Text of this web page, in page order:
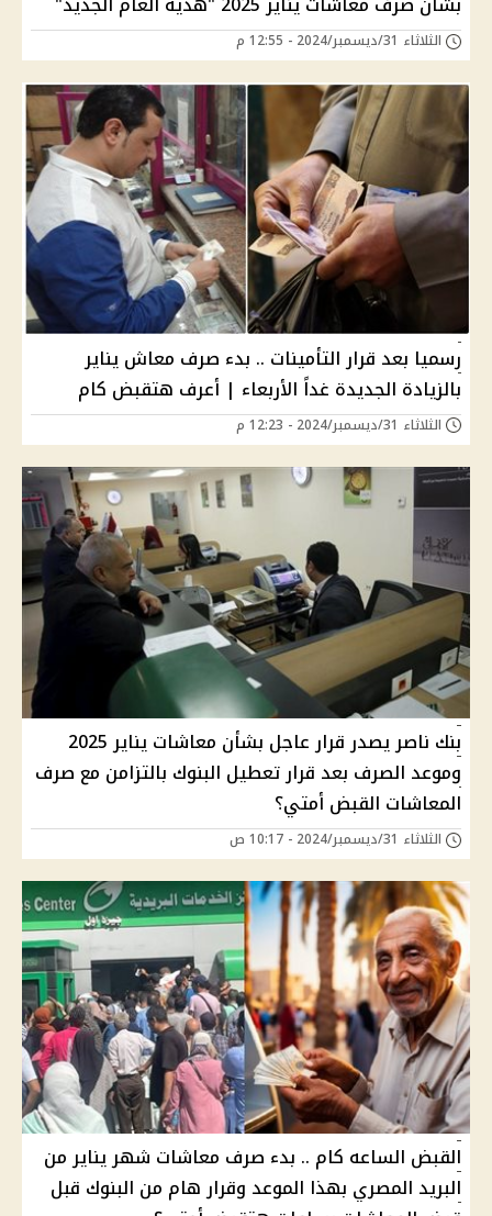
الثلاثاء 31/ديسمبر/2024 - 12:55 م
رسميا بعد قرار التأمينات .. بدء صرف معاش يناير
بالزيادة الجديدة غداً الأربعاء | أعرف هتقبض كام
الثلاثاء 31/ديسمبر/2024 - 12:23 م
بنك ناصر يصدر قرار عاجل بشأن معاشات يناير 2025
وموعد الصرف بعد قرار تعطيل البنوك بالتزامن مع صرف
المعاشات القبض أمتي؟
الثلاثاء 31/ديسمبر/2024 - 10:17 ص
القبض الساعه كام .. بدء صرف معاشات شهر يناير من
البريد المصري بهذا الموعد وقرار هام من البنوك قبل